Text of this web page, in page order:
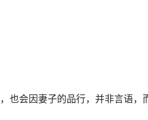
会因妻子的品行，并非言语，